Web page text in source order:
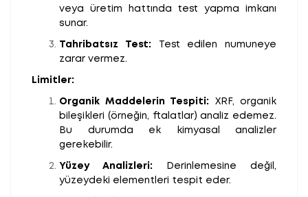
veya üretim hattında test yapma imkanı
sunar.
Tahribatsız Test: Test edilen numuneye
zarar vermez.
Limitler:
Organik Maddelerin Tespiti: XRF, organik
bileşikleri (örneğin, ftalatlar) analiz edemez.
Bu durumda ek kimyasal analizler
gerekebilir.
Yüzey Analizleri: Derinlemesine değil,
yüzeydeki elementleri tespit eder.